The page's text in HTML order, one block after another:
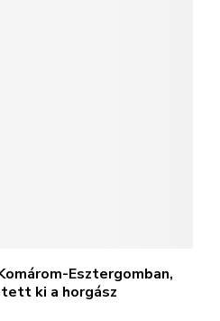
Esztergomban,
ki a horgász